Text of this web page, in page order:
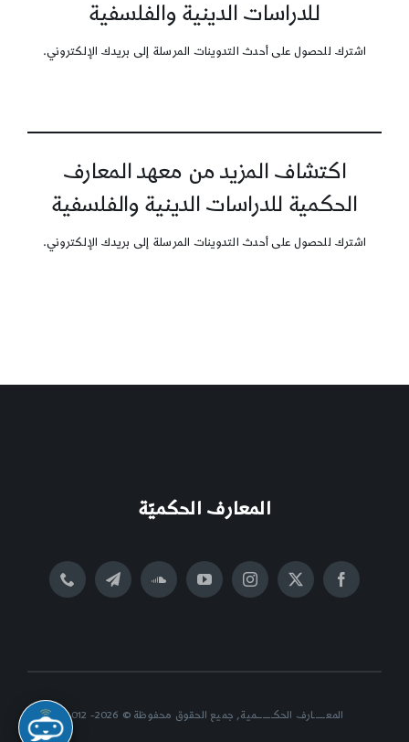
للدراسات الدينية والفلسفية
اشترك للحصول على أحدث التدوينات المرسلة إلى بريدك الإلكتروني.
اكتشاف المزيد من معهد المعارف
الحكمية للدراسات الدينية والفلسفية
اشترك للحصول على أحدث التدوينات المرسلة إلى بريدك الإلكتروني.
المعارف الحكميّة
المعــــــارف الحكــــــــمية, جميع الحقوق محفوظة © 2026- 2012